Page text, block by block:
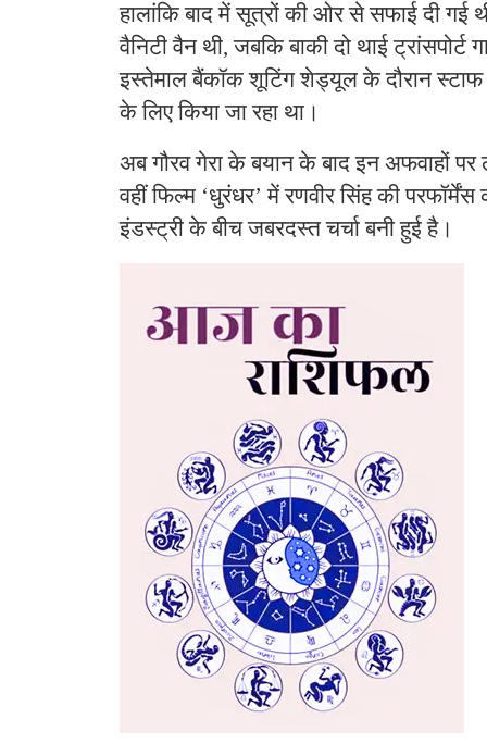
हालांकि बाद में सूत्रों की ओर से सफाई दी गई
वैनिटी वैन थी, जबकि बाकी दो थाई ट्रांसपोर्ट
इस्तेमाल बैंकॉक शूटिंग शेड्यूल के दौरान स्टाफ
के लिए किया जा रहा था।
अब गौरव गेरा के बयान के बाद इन अफवाहों
वहीं फिल्म ‘धुरंधर’ में रणवीर सिंह की
इंडस्ट्री के बीच जबरदस्त चर्चा बनी हुई है।